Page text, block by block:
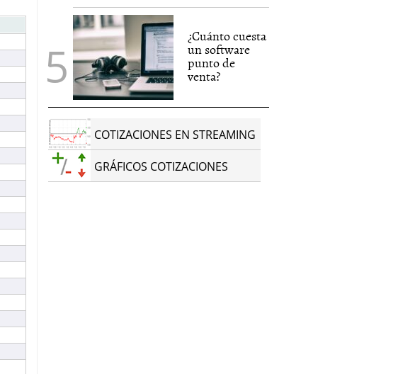
¿Cuánto cuesta
un software
punto de
venta?
COTIZACIONES EN STREAMING
GRÁFICOS COTIZACIONES